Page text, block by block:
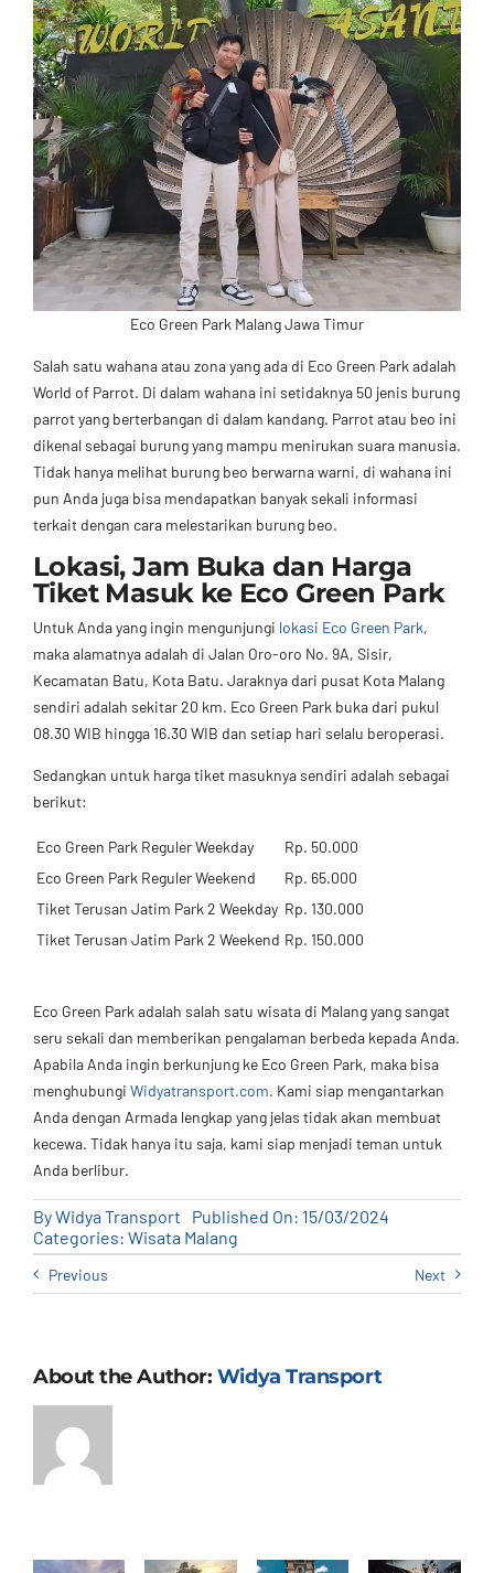
Eco Green Park Malang Jawa Timur
Salah satu wahana atau zona yang ada di Eco Green Park adalah
World of Parrot. Di dalam wahana ini setidaknya 50 jenis burung
parrot yang berterbangan di dalam kandang. Parrot atau beo ini
dikenal sebagai burung yang mampu menirukan suara manusia.
Tidak hanya melihat burung beo berwarna warni, di wahana ini
pun Anda juga bisa mendapatkan banyak sekali informasi
terkait dengan cara melestarikan burung beo.
Lokasi, Jam Buka dan Harga
Tiket Masuk ke Eco Green Park
Untuk Anda yang ingin mengunjungi lokasi Eco Green Park,
maka alamatnya adalah di Jalan Oro-oro No. 9A, Sisir,
Kecamatan Batu, Kota Batu. Jaraknya dari pusat Kota Malang
sendiri adalah sekitar 20 km. Eco Green Park buka dari pukul
08.30 WIB hingga 16.30 WIB dan setiap hari selalu beroperasi.
Sedangkan untuk harga tiket masuknya sendiri adalah sebagai
berikut:
Eco Green Park Reguler Weekday
Rp. 50.000
Eco Green Park Reguler Weekend
Rp. 65.000
Tiket Terusan Jatim Park 2 Weekday Rp. 130.000
Tiket Terusan Jatim Park 2 Weekend Rp. 150.000
Eco Green Park adalah salah satu wisata di Malang yang sangat
seru sekali dan memberikan pengalaman berbeda kepada Anda.
Apabila Anda ingin berkunjung ke Eco Green Park, maka bisa
menghubungi Widyatransport.com. Kami siap mengantarkan
Anda dengan Armada lengkap yang jelas tidak akan membuat
kecewa. Tidak hanya itu saja, kami siap menjadi teman untuk
Anda berlibur.
ByWidya Transport
Published On: 15/03/2024
Categories: Wisata Malang
Previous Next
About the Author: Widya Transport